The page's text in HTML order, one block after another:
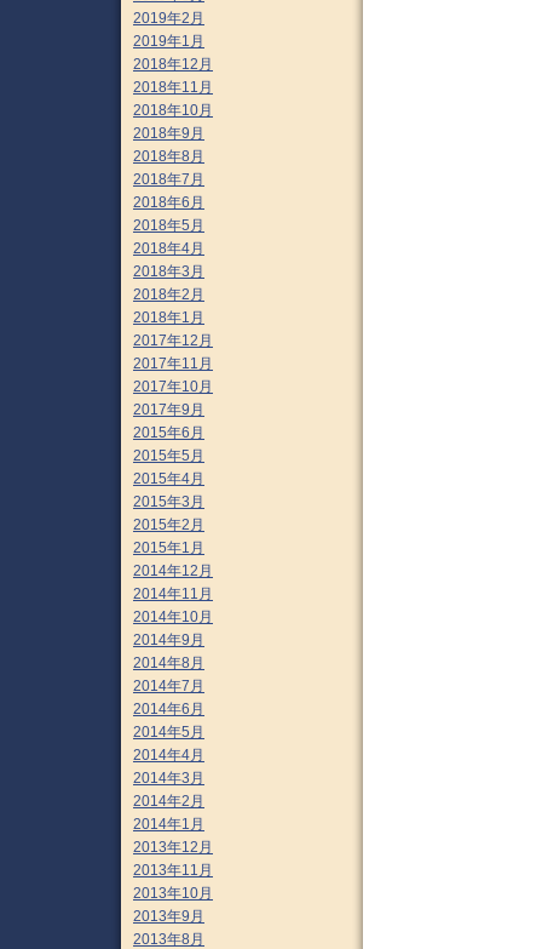
2019年2月
2019年1月
2018年12月
2018年11月
2018年10月
2018年9月
2018年8月
2018年7月
2018年6月
2018年5月
2018年4月
2018年3月
2018年2月
2018年1月
2017年12月
2017年11月
2017年10月
2017年9月
2015年6月
2015年5月
2015年4月
2015年3月
2015年2月
2015年1月
2014年12月
2014年11月
2014年10月
2014年9月
2014年8月
2014年7月
2014年6月
2014年5月
2014年4月
2014年3月
2014年2月
2014年1月
2013年12月
2013年11月
2013年10月
2013年9月
2013年8月